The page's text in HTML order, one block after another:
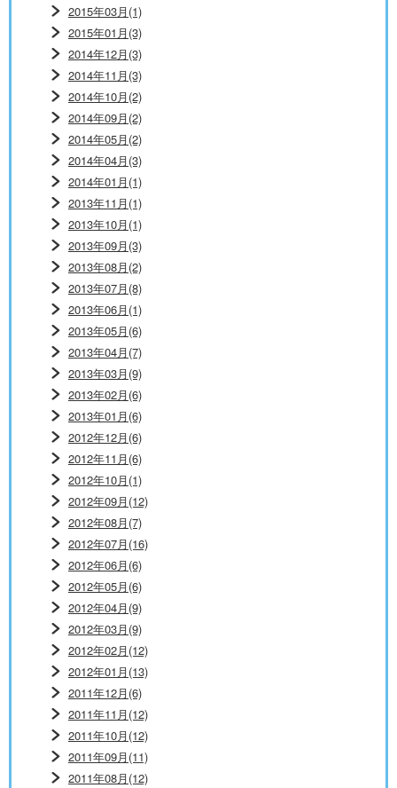
2015年03月(1)
2015年01月(3)
2014年12月(3)
2014年11月(3)
2014年10月(2)
2014年09月(2)
2014年05月(2)
2014年04月(3)
2014年01月(1)
2013年11月(1)
2013年10月(1)
2013年09月(3)
2013年08月(2)
2013年07月(8)
2013年06月(1)
2013年05月(6)
2013年04月(7)
2013年03月(9)
2013年02月(6)
2013年01月(6)
2012年12月(6)
2012年11月(6)
2012年10月(1)
2012年09月(12)
2012年08月(7)
2012年07月(16)
2012年06月(6)
2012年05月(6)
2012年04月(9)
2012年03月(9)
2012年02月(12)
2012年01月(13)
2011年12月(6)
2011年11月(12)
2011年10月(12)
2011年09月(11)
2011年08月(12)